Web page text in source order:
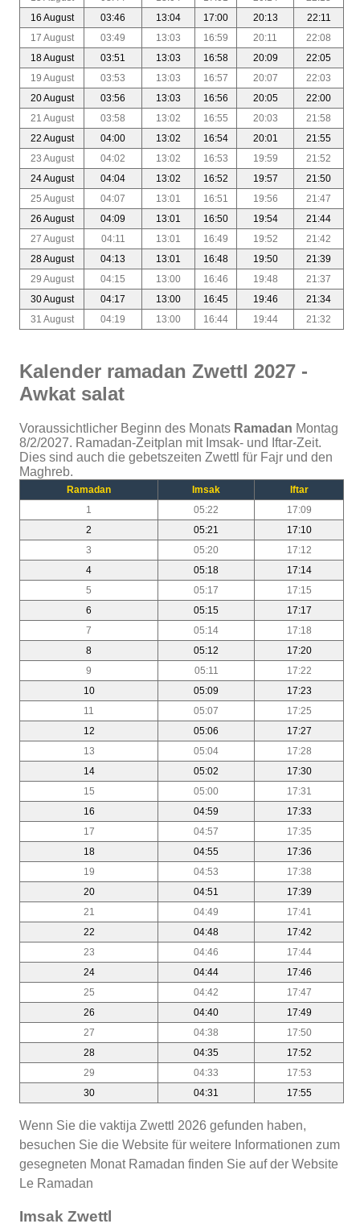
16 August
03:46 13:04 17:00 20:13
22:11
17 August
03:49 13:03 16:59 20:11
22:08
18 August
03:51 13:03 16:58 20:09
22:05
19 August
03:53 13:03 16:57 20:07
22:03
20 August
03:56 13:03 16:56 20:05
22:00
21 August
03:58 13:02 16:55 20:03
21:58
22 August
04:00 13:02 16:54 20:01
21:55
23 August
04:02 13:02 16:53 19:59
21:52
24 August
04:04 13:02 16:52 19:57
21:50
25 August
04:07 13:01 16:51 19:56
21:47
26 August
04:09 13:01 16:50 19:54
21:44
27 August
04:11 13:01 16:49 19:52
21:42
28 August
04:13 13:01 16:48 19:50
21:39
29 August
04:15 13:00 16:46 19:48
21:37
30 August
04:17 13:00 16:45 19:46
21:34
31 August
04:19 13:00 16:44 19:44 21:32
Kalender ramadan Zwettl 2027 -
Awkat salat
Voraussichtlicher Beginn des Monats Ramadan Montag
8/2/2027. Ramadan-Zeitplan mit Imsak- und Iftar-Zeit.
Dies sind auch die gebetszeiten Zwettl für Fajr und den
Maghreb.
Ramadan Imsak
Iftar
1
05:22
17:09
2
05:21
17:10
3
05:20
17:12
4
05:18
17:14
5
05:17
17:15
6
05:15
17:17
7
05:14
17:18
8
05:12
17:20
9
05:11
17:22
10
05:09
17:23
11
05:07
17:25
12
05:06
17:27
13
05:04
17:28
14
05:02
17:30
15
05:00
17:31
16
04:59
17:33
17
04:57
17:35
18
04:55
17:36
19
04:53
17:38
20
04:51
17:39
21
04:49
17:41
22
04:48
17:42
23
04:46
17:44
24
04:44
17:46
25
04:42
17:47
26
04:40
17:49
27
04:38
17:50
28
04:35
17:52
29
04:33
17:53
30
04:31 17:55
Wenn Sie die vaktija Zwettl 2026 gefunden haben,
besuchen Sie die Website für weitere Informationen zum
gesegneten Monat Ramadan finden Sie auf der Website
Le Ramadan
Imsak Zwettl